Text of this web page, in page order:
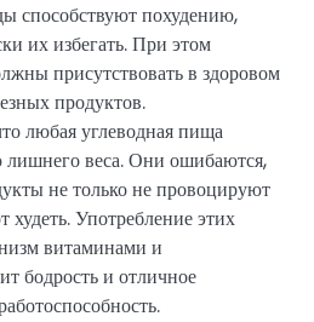
способствуют похудению,
их избегать. При этом
присутствовать в здоровом
продуктов.
любая углеводная пища
лишнего веса. Они ошибаются,
не только не провоцируют
Употребление этих
витаминами и
бодрость и отличное